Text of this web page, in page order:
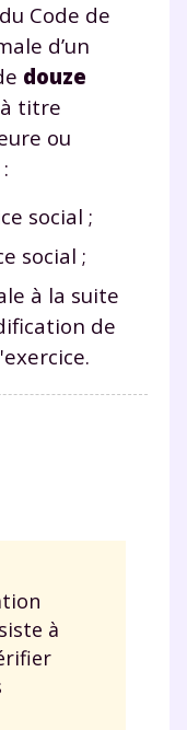
Code de
d’un
douze
titre
ou
social ;
social ;
à la suite
de
à